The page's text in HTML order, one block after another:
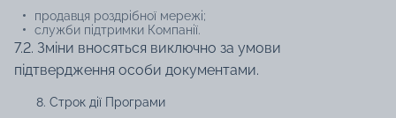
продавця роздрібної мережі;
служби підтримки Компанії.
7.2. Зміни вносяться виключно за умови
підтвердження особи документами.
Строк дії Програми